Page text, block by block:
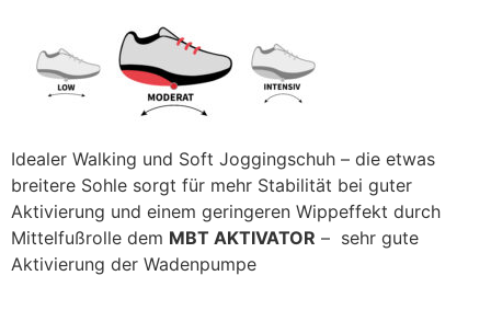
Idealer Walking und Soft Joggingschuh – die etwas
breitere Sohle sorgt für mehr Stabilität bei guter
Aktivierung und einem geringeren Wippeffekt durch
Mittelfußrolle dem MBT AKTIVATOR – sehr gute
Aktivierung der Wadenpumpe